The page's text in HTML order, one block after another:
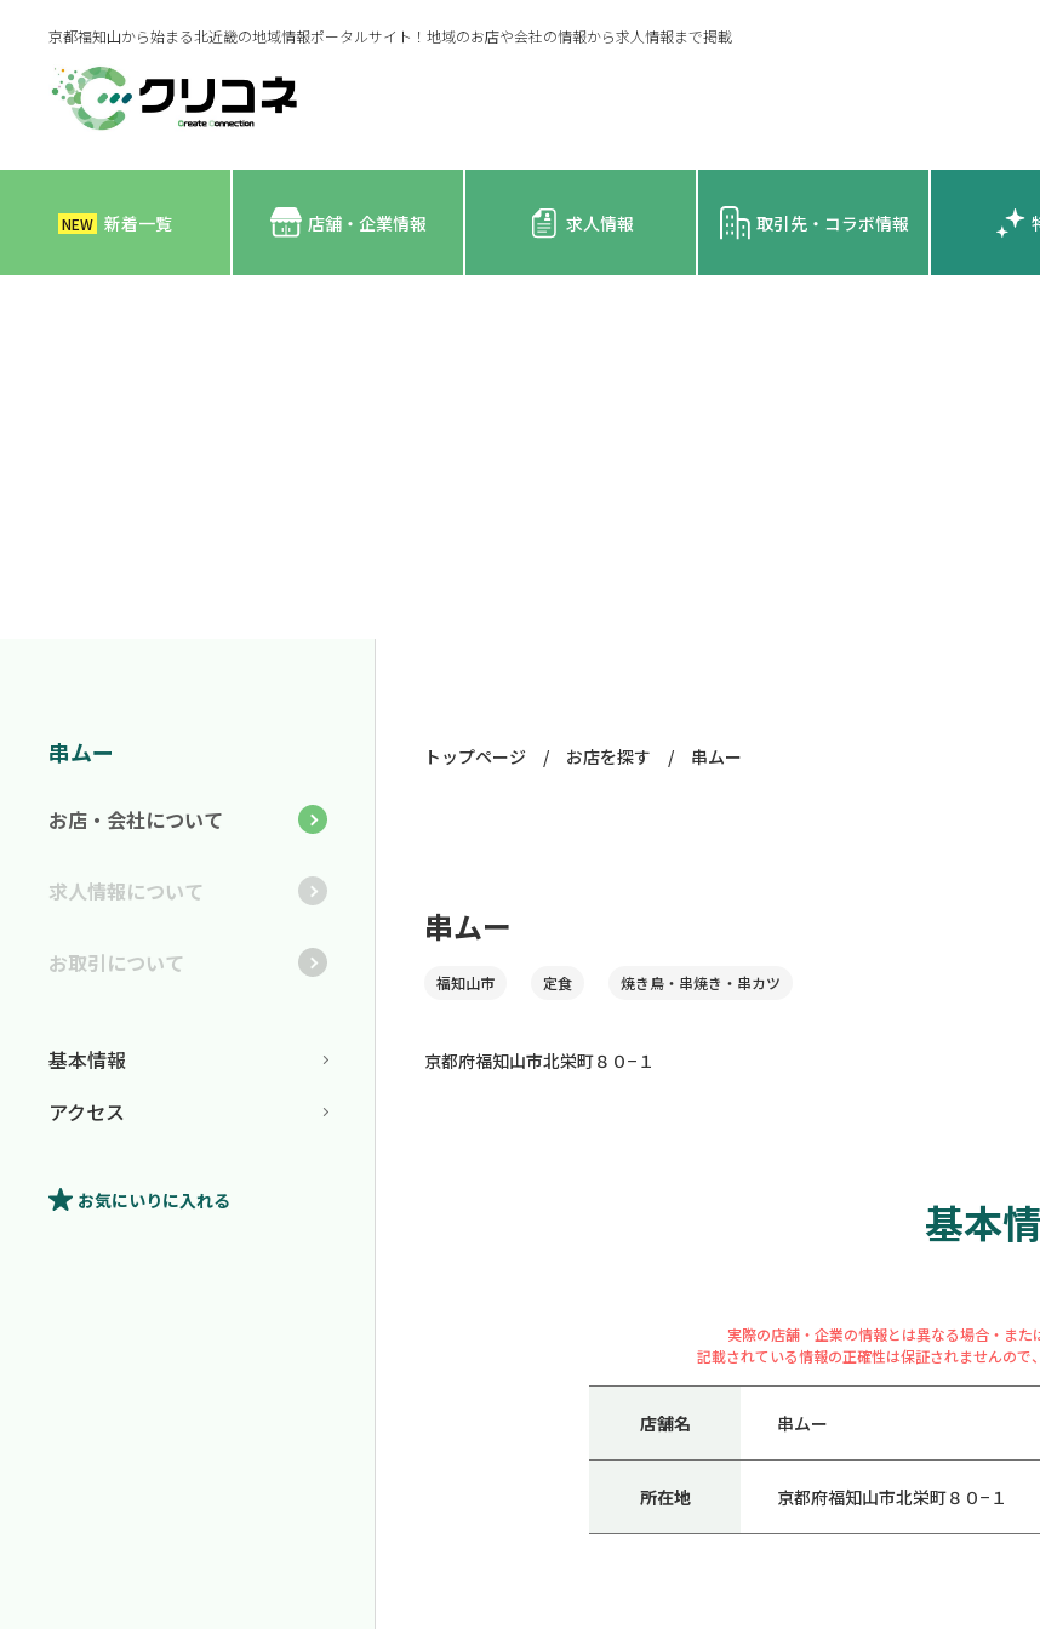
京都福知山から始まる北近畿の地域情報ポータルサイト！地域のお店や会社の情報から求人情報まで掲載
NEW 新着一覧 店舗・企業情報 求人情報 取引先・コラボ情報
トップページ / お店を探す / 串ムー
串ムー
福知山市 定食 焼き鳥・串焼き・串カツ
京都府福知山市北栄町８０−１
基本
実際の店舗・企業の情報とは異なる場合・また
記載されている情報の正確性は保証されませんので
店舗名 串ムー
所在地 京都府福知山市北栄町８０−１
串ムー
お店・会社について
求人情報について
お取引について
基本情報
アクセス
お気にいりに入れる